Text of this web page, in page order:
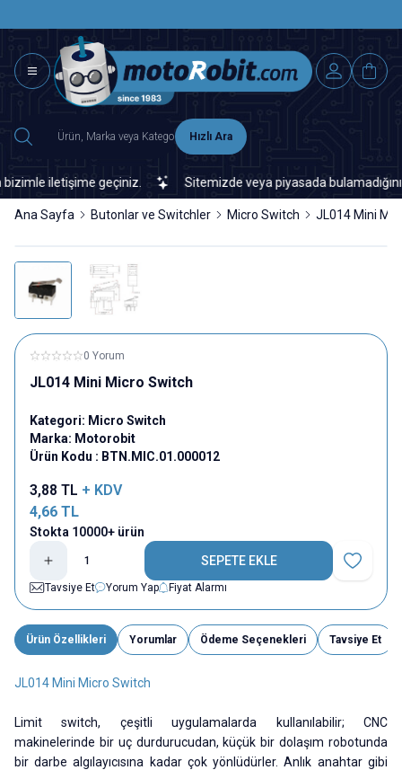
Hızlı Ara
iletişime geçiniz. Sitemizde veya piyasada bulamadığınız
Ana Sayfa Butonlar ve Switchler Micro Switch JL014 Mini
0 Yorum
JL014 Mini Micro Switch
Kategori: Micro Switch
Marka: Motorobit
Ürün Kodu : BTN.MIC.01.000012
3,88 TL + KDV
4,66 TL
Stokta 10000+ ürün
SEPETE EKLE
Favoriye
Tavsiye Et
Yorum Yap Fiyat Alarmı
Ürün Özellikleri Yorumlar Ödeme Seçenekleri Tavsiye Et
JL014 Mini Micro Switch
Limit switch, çeşitli uygulamalarda kullanılabilir; CNC
makinelerinde bir uç durdurucudan, küçük bir dolaşım robotunda
bir darbe algılayıcısına kadar çok yönlüdürler. Anlık anahtar gibi